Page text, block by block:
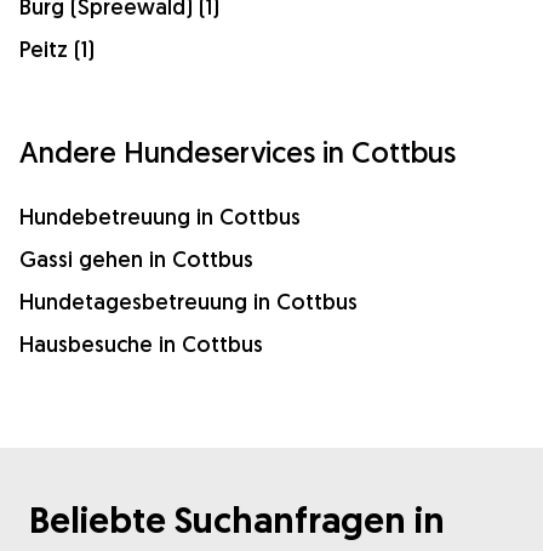
Burg (Spreewald) (1)
Peitz (1)
Andere Hundeservices in Cottbus
Hundebetreuung in Cottbus
Gassi gehen in Cottbus
Hundetagesbetreuung in Cottbus
Hausbesuche in Cottbus
Beliebte Suchanfragen in